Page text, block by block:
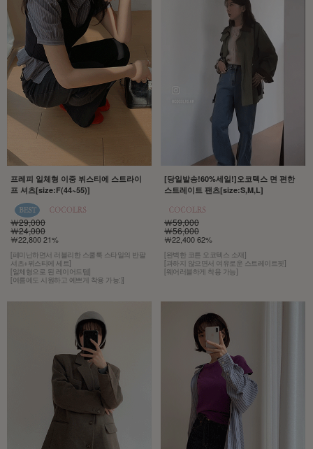
프레피 일체형 이중 뷔스티에 스트라이
프 셔츠[size:F(44~55)]
￦29,000
￦24,000
￦22,800 21%
[페미닌하면서 러블리한 스쿨룩 스타일의 반팔
셔츠+뷔스티에 세트]
[일체형으로 된 레이어드템]
[여름에도 시원하고 예쁘게 착용 가능:)]
[당일발송!60%세일!]오코텍스 면 편한
스트레이트 팬츠[size:S,M,L]
￦59,000
￦56,000
￦22,400 62%
[완벽한 코튼 오코텍스 소재]
[과하지 않으면서 여유로운 스트레이트핏]
[웨어러블하게 착용 가능]